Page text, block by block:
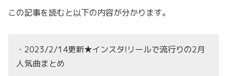
この記事を読むと以下の内容が分かります。
・2023/2/14更新★インスタ!リールで流行りの2月
人気曲まとめ